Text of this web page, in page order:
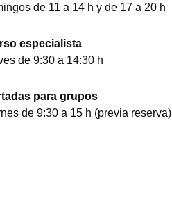
de 11 a 14 h y de 17 a 20 h
especialista
de 9:30 a 14:30 h
para grupos
de 9:30 a 15 h (previa reserva)